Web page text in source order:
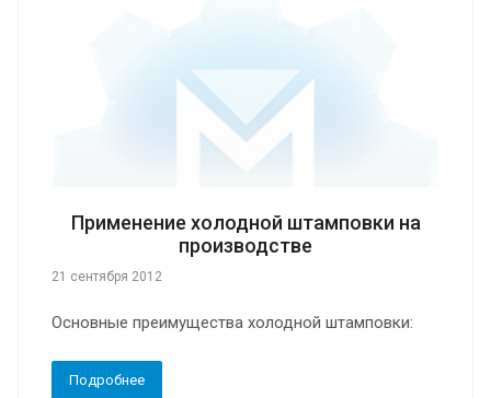
Применение холодной штамповки на
производстве
21 сентября 2012
Основные преимущества холодной штамповки:
Подробнее